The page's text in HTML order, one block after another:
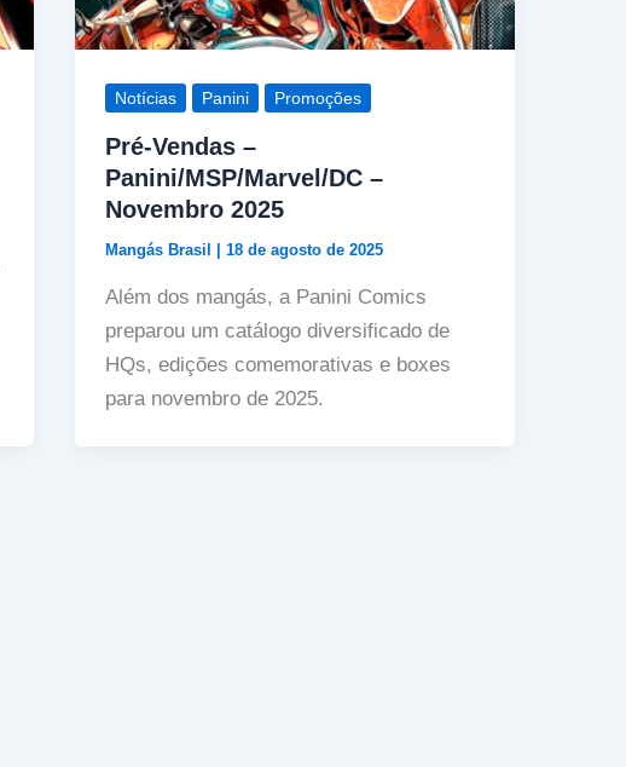
Notícias Panini Promoções
Pré-Vendas –
Panini/MSP/Marvel/DC –
Novembro 2025
Mangás Brasil |18 de agosto de 2025
Além dos mangás, a Panini Comics
preparou um catálogo diversificado de
HQs, edições comemorativas e boxes
para novembro de 2025.